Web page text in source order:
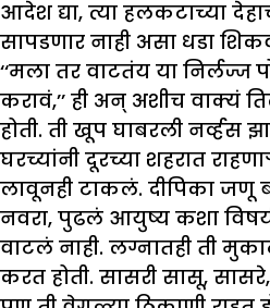
आदेश द्या, त्या हलकटाच्या
सापडणार नाही असा धडा
‘‘मला तर वाटतंय या निर्लज्ज
करावं,’’ ही अन् अशीच वाक्यं
होती. ती खूप घाबरली नर्व्हस
घरच्यांनी दूरच्या शहरात
लावूनही टाकलं. दीपिका जणू
नवरा, पुढलं आयुष्य कशा
वाटलं नाही. लग्नातही ती
करत होती. सासरी सासू,